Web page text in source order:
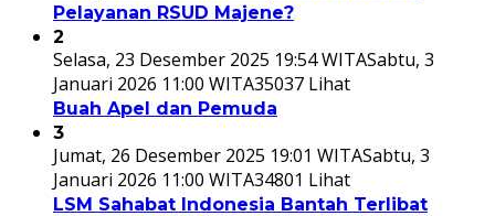
Pelayanan RSUD Majene?
2
Selasa, 23 Desember 2025 19:54 WITASabtu, 3
Januari 2026 11:00 WITA35037 Lihat
Buah Apel dan Pemuda
3
Jumat, 26 Desember 2025 19:01 WITASabtu, 3
Januari 2026 11:00 WITA34801 Lihat
LSM Sahabat Indonesia Bantah Terlibat